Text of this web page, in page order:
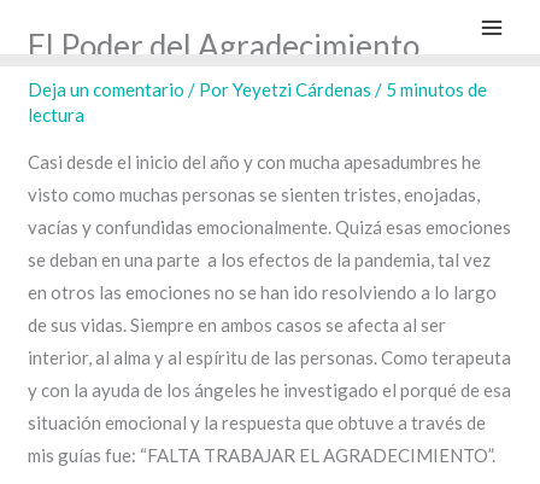
contenido
El Poder del Agradecimiento
Deja un comentario / PorYeyetzi Cárdenas / 5 minutos de
lectura
Casi desde el inicio del año y con mucha apesadumbres he
visto como muchas personas se sienten tristes, enojadas,
vacías y confundidas emocionalmente. Quizá esas emociones
se deban en una parte a los efectos de la pandemia, tal vez
en otros las emociones no se han ido resolviendo a lo largo
de sus vidas. Siempre en ambos casos se afecta al ser
interior, al alma y al espíritu de las personas. Como terapeuta
y con la ayuda de los ángeles he investigado el porqué de esa
situación emocional y la respuesta que obtuve a través de
mis guías fue: “FALTA TRABAJAR EL AGRADECIMIENTO”.